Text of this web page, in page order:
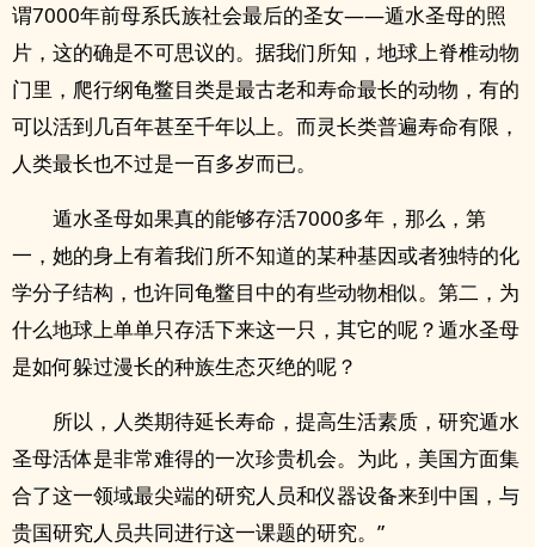
谓7000年前母系氏族社会最后的圣女——遁水圣母的照
片，这的确是不可思议的。据我们所知，地球上脊椎动物
门里，爬行纲龟鳖目类是最古老和寿命最长的动物，有的
可以活到几百年甚至千年以上。而灵长类普遍寿命有限，
人类最长也不过是一百多岁而已。
遁水圣母如果真的能够存活7000多年，那么，第
一，她的身上有着我们所不知道的某种基因或者独特的化
学分子结构，也许同龟鳖目中的有些动物相似。第二，为
什么地球上单单只存活下来这一只，其它的呢？遁水圣母
是如何躲过漫长的种族生态灭绝的呢？
所以，人类期待延长寿命，提高生活素质，研究遁水
圣母活体是非常难得的一次珍贵机会。为此，美国方面集
合了这一领域最尖端的研究人员和仪器设备来到中国，与
贵国研究人员共同进行这一课题的研究。”